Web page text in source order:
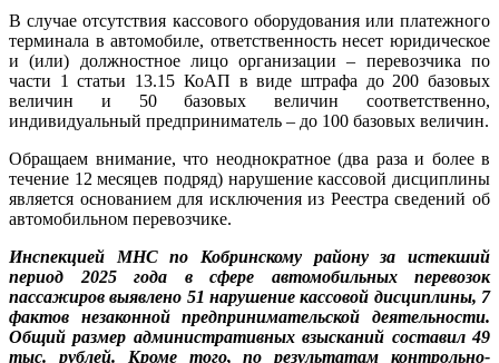
В случае отсутствия кассового оборудования или платежного
терминала в автомобиле, ответственность несет юридическое
и (или) должностное лицо организации – перевозчика по
части 1 статьи 13.15 КоАП в виде штрафа до 200 базовых
величин и 50 базовых величин соответственно,
индивидуальный предприниматель – до 100 базовых величин.
Обращаем внимание, что неоднократное (два раза и более в
течение 12 месяцев подряд) нарушение кассовой дисциплины
является основанием для исключения из Реестра сведений об
автомобильном перевозчике.
Инспекцией МНС по Кобринскому району за истекший
период 2025 года в сфере автомобильных перевозок
пассажиров выявлено 51 нарушение кассовой дисциплины, 7
фактов незаконной предпринимательской деятельности.
Общий размер административных взысканий составил 49
тыс. рублей. Кроме того, по результатам контрольно-